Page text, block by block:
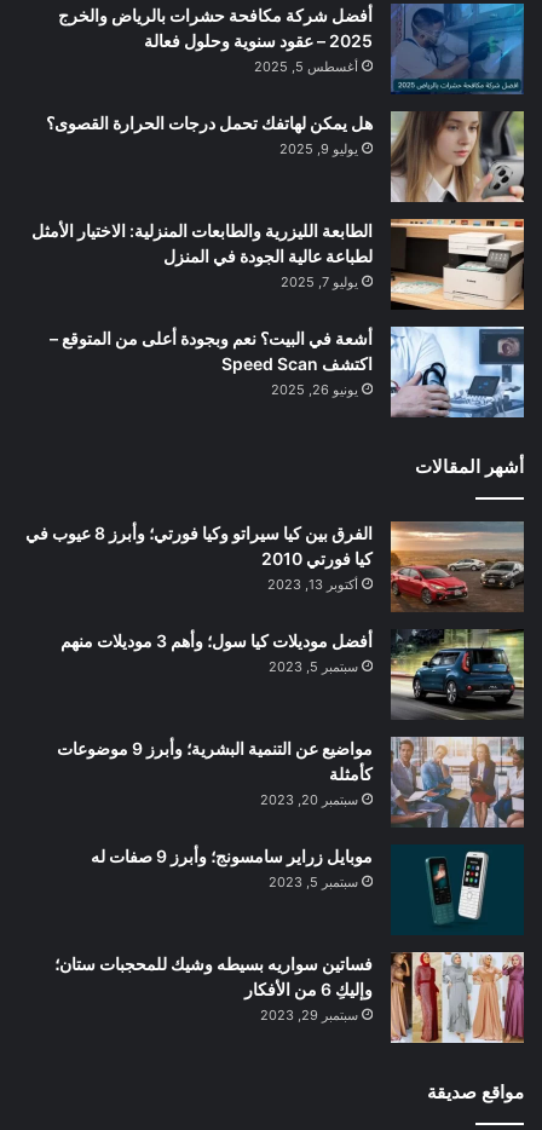
أفضل شركة مكافحة حشرات بالرياض والخرج
2025 – عقود سنوية وحلول فعالة
أغسطس 5, 2025
هل يمكن لهاتفك تحمل درجات الحرارة القصوى؟
يوليو 9, 2025
الطابعة الليزرية والطابعات المنزلية: الاختيار الأمثل
لطباعة عالية الجودة في المنزل
يوليو 7, 2025
أشعة في البيت؟ نعم وبجودة أعلى من المتوقع –
اكتشف Speed Scan
يونيو 26, 2025
أشهر المقالات
الفرق بين كيا سيراتو وكيا فورتي؛ وأبرز 8 عيوب في
كيا فورتي 2010
أكتوبر 13, 2023
أفضل موديلات كيا سول؛ وأهم 3 موديلات منهم
سبتمبر 5, 2023
مواضيع عن التنمية البشرية؛ وأبرز 9 موضوعات
كأمثلة
سبتمبر 20, 2023
موبايل زراير سامسونج؛ وأبرز 9 صفات له
سبتمبر 5, 2023
فساتين سواريه بسيطه وشيك للمحجبات ستان؛
وإليكِ 6 من الأفكار
سبتمبر 29, 2023
مواقع صديقة